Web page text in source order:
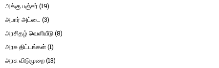
அக்கு பஞ்சர் (19)
அபார் அட்டை (3)
அரசிதழ் வெளியீடு(8)
அரசு திட்டங்கள்(1)
அரசு விடுமுறை(13)